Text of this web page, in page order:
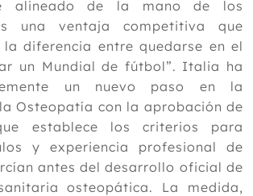
alineado de la mano de los
una ventaja competitiva que
la diferencia entre quedarse en el
un Mundial de fútbol”. Italia ha
un nuevo paso en la
Osteopatía con la aprobación de
establece los criterios para
y experiencia profesional de
antes del desarrollo oficial de
osteopática. La medida,